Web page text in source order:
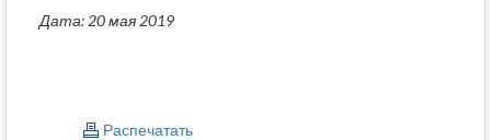
Дата: 20 мая 2019
Распечатать